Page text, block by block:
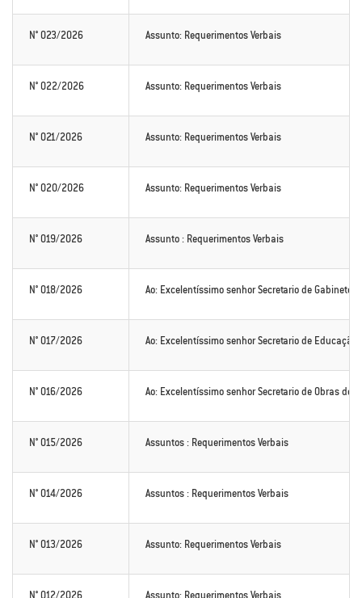
N° 023/2026 Assunto: Requerimentos Verbais
N° 022/2026 Assunto: Requerimentos Verbais
N° 021/2026 Assunto: Requerimentos Verbais
N° 020/2026 Assunto: Requerimentos Verbais
N° 019/2026 Assunto : Requerimentos Verbais
N° 018/2026 Ao: Excelentíssimo senhor Secretario de Gabinete de
N° 017/2026 Ao: Excelentíssimo senhor Secretario de Educação
N° 016/2026 Ao: Excelentíssimo senhor Secretario de Obras de
N° 015/2026 Assuntos : Requerimentos Verbais
N° 014/2026 Assuntos : Requerimentos Verbais
N° 013/2026 Assunto: Requerimentos Verbais
N° 012/2026 Assunto: Requerimentos Verbais